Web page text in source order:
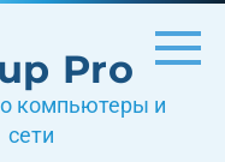
Pro
компьютеры и
сети